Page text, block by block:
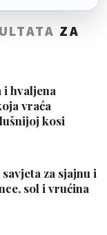
ZA
i hvaljena
vraća
kosi
za sjajnu i
sol i vrućina